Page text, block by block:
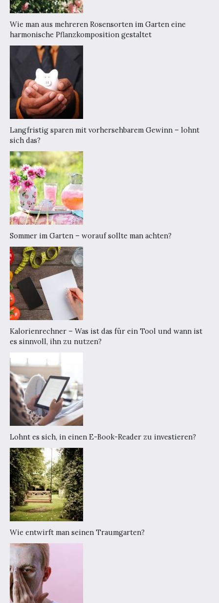
Wie man aus mehreren Rosensorten im Garten eine
harmonische Pflanzkomposition gestaltet
Langfristig sparen mit vorhersehbarem Gewinn – lohnt
sich das?
Sommer im Garten – worauf sollte man achten?
Kalorienrechner – Was ist das für ein Tool und wann ist
es sinnvoll, ihn zu nutzen?
Lohnt es sich, in einen E-Book-Reader zu investieren?
Wie entwirft man seinen Traumgarten?